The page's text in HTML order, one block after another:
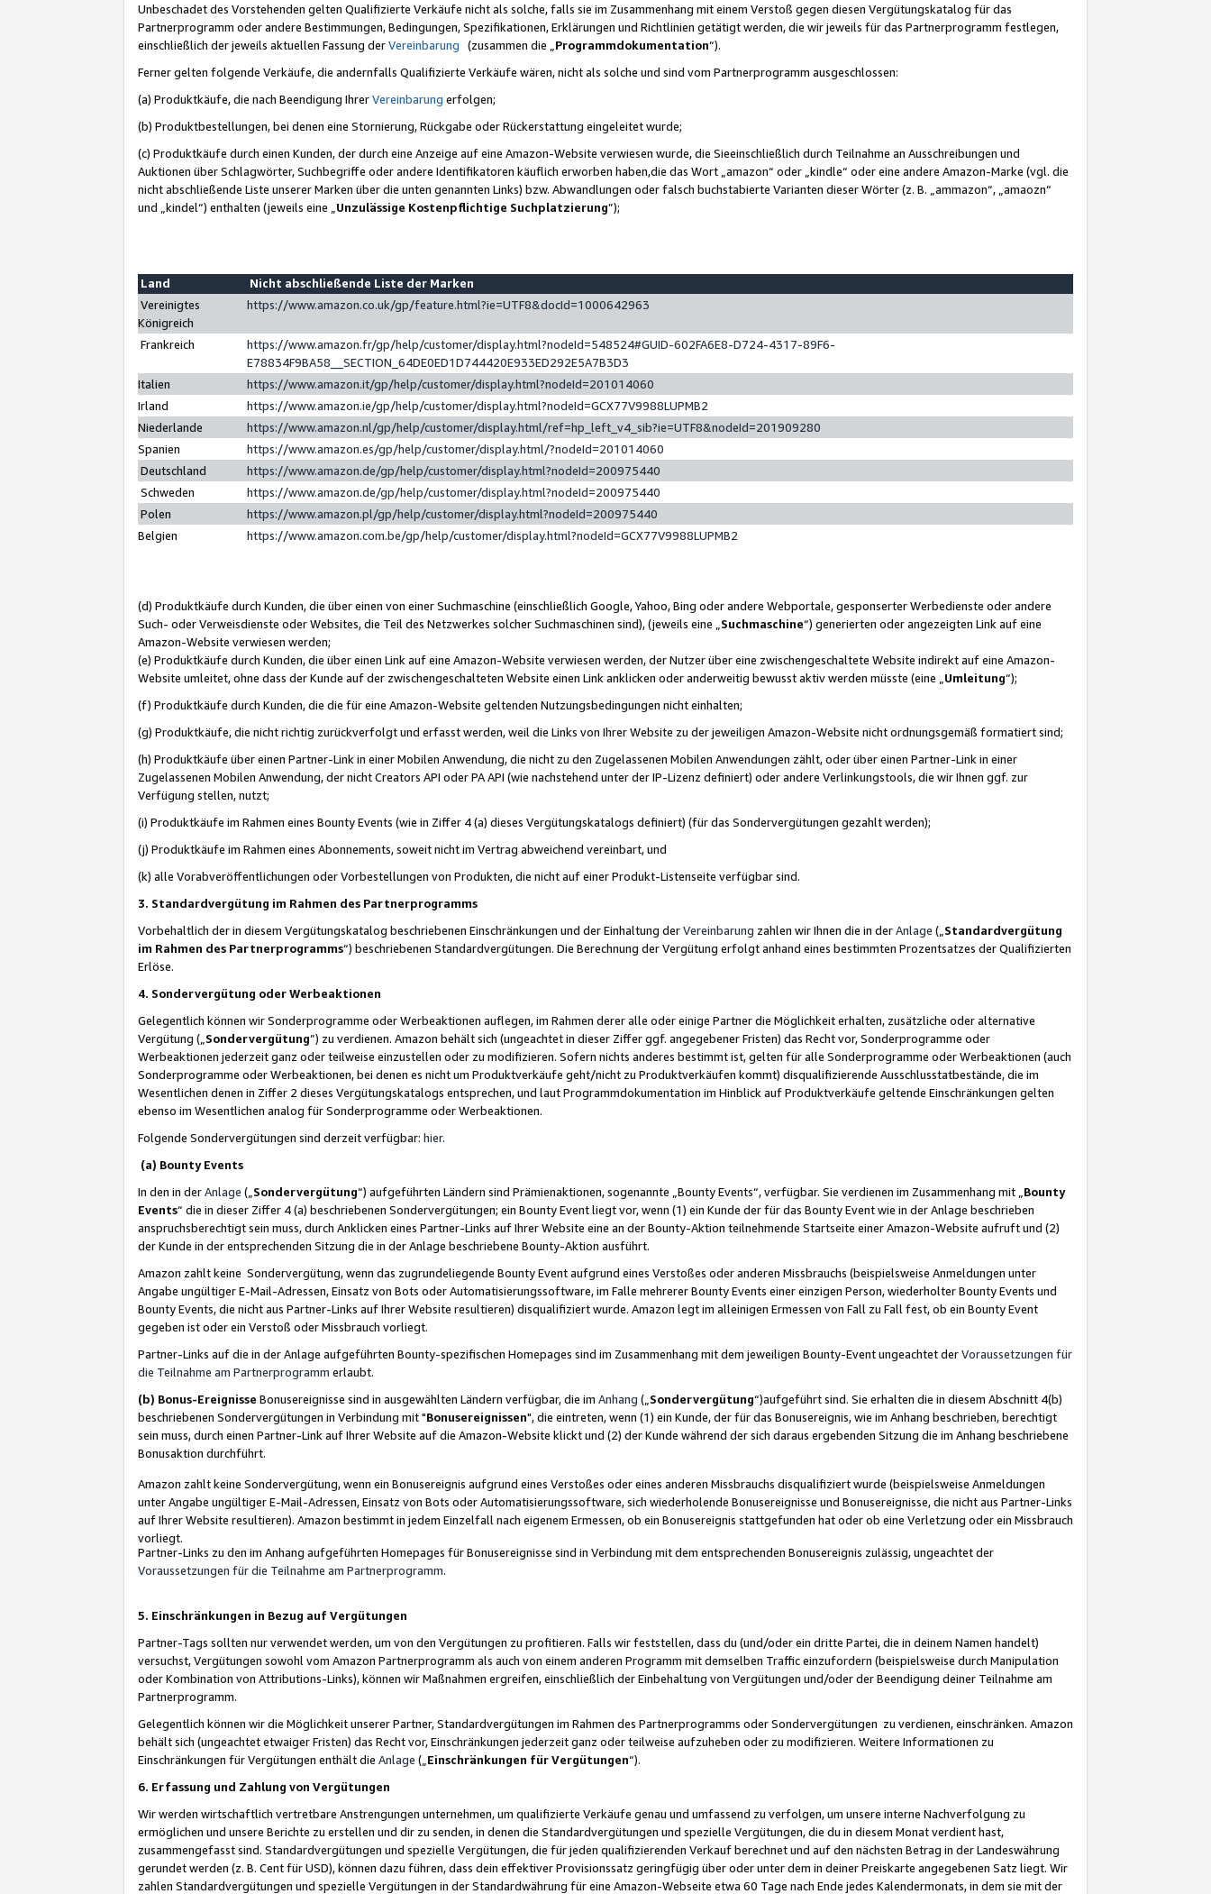
Unbeschadet des Vorstehenden gelten Qualifizierte Verkäufe nicht als solche, falls sie im Zusammenhang mit einem Verstoß gegen diesen Vergütungskatalog für das
Partnerprogramm oder andere Bestimmungen, Bedingungen, Spezifikationen, Erklärungen und Richtlinien getätigt werden, die wir jeweils für das Partnerprogramm festlegen,
einschließlich der jeweils aktuellen Fassung derVereinbarung (zusammen die „ Programmdokumentation“).
Ferner gelten folgende Verkäufe, die andernfalls Qualifizierte Verkäufe wären, nicht als solche und sind vom Partnerprogramm ausgeschlossen:
(a) Produktkäufe, die nach Beendigung IhrerVereinbarung erfolgen;
(b) Produktbestellungen, bei denen eine Stornierung, Rückgabe oder Rückerstattung eingeleitet wurde;
(c) Produktkäufe durch einen Kunden, der durch eine Anzeige auf eine Amazon-Website verwiesen wurde, die Sieeinschließlich durch Teilnahme an Ausschreibungen und
Auktionen über Schlagwörter, Suchbegriffe oder andere Identifikatoren käuflich erworben haben,die das Wort „amazon“ oder „kindle“ oder eine andere Amazon-Marke (vgl. die
nicht abschließende Liste unserer Marken über die unten genannten Links) bzw. Abwandlungen oder falsch buchstabierte Varianten dieser Wörter (z. B. „ammazon“, „amaozn“
und „kindel“) enthalten (jeweils eine „ Unzulässige Kostenpflichtige Suchplatzierung”);
Land
Nicht abschließende Liste der Marken
Vereinigtes
Königreich
https://www.amazon.co.uk/gp/feature.html?ie=UTF8&docId=1000642963
Frankreich
https://www.amazon.fr/gp/help/customer/display.html?nodeId=548524#GUID-602FA6E8-D724-4317-89F6-
E78834F9BA58__SECTION_64DE0ED1D744420E933ED292E5A7B3D3
Italien
https://www.amazon.it/gp/help/customer/display.html?nodeId=201014060
Irland
https://www.amazon.ie/gp/help/customer/display.html?nodeId=GCX77V9988LUPMB2
Niederlande
https://www.amazon.nl/gp/help/customer/display.html/ref=hp_left_v4_sib?ie=UTF8&nodeId=201909280
Spanien
https://www.amazon.es/gp/help/customer/display.html/?nodeId=201014060
Deutschland
https://www.amazon.de/gp/help/customer/display.html?nodeId=200975440
Schweden
https://www.amazon.de/gp/help/customer/display.html?nodeId=200975440
Polen
https://www.amazon.pl/gp/help/customer/display.html?nodeId=200975440
Belgien
https://www.amazon.com.be/gp/help/customer/display.html?nodeId=GCX77V9988LUPMB2
(d) Produktkäufe durch Kunden, die über einen von einer Suchmaschine (einschließlich Google, Yahoo, Bing oder andere Webportale, gesponserter Werbedienste oder andere
Such- oder Verweisdienste oder Websites, die Teil des Netzwerkes solcher Suchmaschinen sind), (jeweils eine „ Suchmaschine“) generierten oder angezeigten Link auf eine
Amazon-Website verwiesen werden;
(e) Produktkäufe durch Kunden, die über einen Link auf eine Amazon-Website verwiesen werden, der Nutzer über eine zwischengeschaltete Website indirekt auf eine Amazon-
Website umleitet, ohne dass der Kunde auf der zwischengeschalteten Website einen Link anklicken oder anderweitig bewusst aktiv werden müsste (eine „ Umleitung“);
(f) Produktkäufe durch Kunden, die die für eine Amazon-Website geltenden Nutzungsbedingungen nicht einhalten;
(g) Produktkäufe, die nicht richtig zurückverfolgt und erfasst werden, weil die Links von Ihrer Website zu der jeweiligen Amazon-Website nicht ordnungsgemäß formatiert sind;
(h) Produktkäufe über einen Partner-Link in einer Mobilen Anwendung, die nicht zu den Zugelassenen Mobilen Anwendungen zählt, oder über einen Partner-Link in einer
Zugelassenen Mobilen Anwendung, der nicht Creators API oder PA API (wie nachstehend unter der IP-Lizenz definiert) oder andere Verlinkungstools, die wir Ihnen ggf. zur
Verfügung stellen, nutzt;
(i) Produktkäufe im Rahmen eines Bounty Events (wie in Ziffer 4 (a) dieses Vergütungskatalogs definiert) (für das Sondervergütungen gezahlt werden);
(j) Produktkäufe im Rahmen eines Abonnements, soweit nicht im Vertrag abweichend vereinbart, und
(k) alle Vorabveröffentlichungen oder Vorbestellungen von Produkten, die nicht auf einer Produkt-Listenseite verfügbar sind.
3. Standardvergütung im Rahmen des Partnerprogramms
Vorbehaltlich der in diesem Vergütungskatalog beschriebenen Einschränkungen und der Einhaltung derVereinbarung zahlen wir Ihnen die in derAnlage („ Standardvergütung
im Rahmen des Partnerprogramms“) beschriebenen Standardvergütungen. Die Berechnung der Vergütung erfolgt anhand eines bestimmten Prozentsatzes der Qualifizierten
Erlöse.
4. Sondervergütung oder Werbeaktionen
Gelegentlich können wir Sonderprogramme oder Werbeaktionen auflegen, im Rahmen derer alle oder einige Partner die Möglichkeit erhalten, zusätzliche oder alternative
Vergütung („ Sondervergütung”) zu verdienen. Amazon behält sich (ungeachtet in dieser Ziffer ggf. angegebener Fristen) das Recht vor, Sonderprogramme oder
Werbeaktionen jederzeit ganz oder teilweise einzustellen oder zu modifizieren. Sofern nichts anderes bestimmt ist, gelten für alle Sonderprogramme oder Werbeaktionen (auch
Sonderprogramme oder Werbeaktionen, bei denen es nicht um Produktverkäufe geht/nicht zu Produktverkäufen kommt) disqualifizierende Ausschlusstatbestände, die im
Wesentlichen denen in Ziffer 2 dieses Vergütungskatalogs entsprechen, und laut Programmdokumentation im Hinblick auf Produktverkäufe geltende Einschränkungen gelten
ebenso im Wesentlichen analog für Sonderprogramme oder Werbeaktionen.
Folgende Sondervergütungen sind derzeit verfügbar: hier.
(a) Bounty Events
In den in derAnlage („ Sondervergütung“) aufgeführten Ländern sind Prämienaktionen, sogenannte „Bounty Events“, verfügbar. Sie verdienen im Zusammenhang mit „ Bounty
Events“ die in dieser Ziffer 4 (a) beschriebenen Sondervergütungen; ein Bounty Event liegt vor, wenn (1) ein Kunde der für das Bounty Event wie in der Anlage beschrieben
anspruchsberechtigt sein muss, durch Anklicken eines Partner-Links auf Ihrer Website eine an der Bounty-Aktion teilnehmende Startseite einer Amazon-Website aufruft und (2)
der Kunde in der entsprechenden Sitzung die in der Anlage beschriebene Bounty-Aktion ausführt.
Amazon zahlt keine Sondervergütung, wenn das zugrundeliegende Bounty Event aufgrund eines Verstoßes oder anderen Missbrauchs (beispielsweise Anmeldungen unter
Angabe ungültiger E-Mail-Adressen, Einsatz von Bots oder Automatisierungssoftware, im Falle mehrerer Bounty Events einer einzigen Person, wiederholter Bounty Events und
Bounty Events, die nicht aus Partner-Links auf Ihrer Website resultieren) disqualifiziert wurde. Amazon legt im alleinigen Ermessen von Fall zu Fall fest, ob ein Bounty Event
gegeben ist oder ein Verstoß oder Missbrauch vorliegt.
Partner-Links auf die in der Anlage aufgeführten Bounty-spezifischen Homepages sind im Zusammenhang mit dem jeweiligen Bounty-Event ungeachtet derVoraussetzungen für
die Teilnahme am Partnerprogramm erlaubt.
(b) Bonus-Ereignisse Bonusereignisse sind in ausgewählten Ländern verfügbar, die im Anhang („ Sondervergütung“)aufgeführt sind. Sie erhalten die in diesem Abschnitt 4(b)
beschriebenen Sondervergütungen in Verbindung mit "Bonusereignissen", die eintreten, wenn (1) ein Kunde, der für das Bonusereignis, wie im Anhang beschrieben, berechtigt
sein muss, durch einen Partner-Link auf Ihrer Website auf die Amazon-Website klickt und (2) der Kunde während der sich daraus ergebenden Sitzung die im Anhang beschriebene
Bonusaktion durchführt.
Amazon zahlt keine Sondervergütung, wenn ein Bonusereignis aufgrund eines Verstoßes oder eines anderen Missbrauchs disqualifiziert wurde (beispielsweise Anmeldungen
unter Angabe ungültiger E-Mail-Adressen, Einsatz von Bots oder Automatisierungssoftware, sich wiederholende Bonusereignisse und Bonusereignisse, die nicht aus Partner-Links
auf Ihrer Website resultieren). Amazon bestimmt in jedem Einzelfall nach eigenem Ermessen, ob ein Bonusereignis stattgefunden hat oder ob eine Verletzung oder ein Missbrauch
vorliegt.
Partner-Links zu den im Anhang aufgeführten Homepages für Bonusereignisse sind in Verbindung mit dem entsprechenden Bonusereignis zulässig, ungeachtet der
Voraussetzungen für die Teilnahme am Partnerprogramm.
5. Einschränkungen in Bezug auf Vergütungen
Partner-Tags sollten nur verwendet werden, um von den Vergütungen zu profitieren. Falls wir feststellen, dass du (und/oder ein dritte Partei, die in deinem Namen handelt)
versuchst, Vergütungen sowohl vom Amazon Partnerprogramm als auch von einem anderen Programm mit demselben Traffic einzufordern (beispielsweise durch Manipulation
oder Kombination von Attributions-Links), können wir Maßnahmen ergreifen, einschließlich der Einbehaltung von Vergütungen und/oder der Beendigung deiner Teilnahme am
Partnerprogramm.
Gelegentlich können wir die Möglichkeit unserer Partner, Standardvergütungen im Rahmen des Partnerprogramms oder Sondervergütungen zu verdienen, einschränken. Amazon
behält sich (ungeachtet etwaiger Fristen) das Recht vor, Einschränkungen jederzeit ganz oder teilweise aufzuheben oder zu modifizieren. Weitere Informationen zu
Einschränkungen für Vergütungen enthält die Anlage („ Einschränkungen für Vergütungen“).
6. Erfassung und Zahlung von Vergütungen
Wir werden wirtschaftlich vertretbare Anstrengungen unternehmen, um qualifizierte Verkäufe genau und umfassend zu verfolgen, um unsere interne Nachverfolgung zu
ermöglichen und unsere Berichte zu erstellen und dir zu senden, in denen die Standardvergütungen und spezielle Vergütungen, die du in diesem Monat verdient hast,
zusammengefasst sind. Standardvergütungen und spezielle Vergütungen, die für jeden qualifizierenden Verkauf berechnet und auf den nächsten Betrag in der Landeswährung
gerundet werden (z. B. Cent für USD), können dazu führen, dass dein effektiver Provisionssatz geringfügig über oder unter dem in deiner Preiskarte angegebenen Satz liegt. Wir
zahlen Standardvergütungen und spezielle Vergütungen in der Standardwährung für eine Amazon-Webseite etwa 60 Tage nach Ende jedes Kalendermonats, in dem sie mit der